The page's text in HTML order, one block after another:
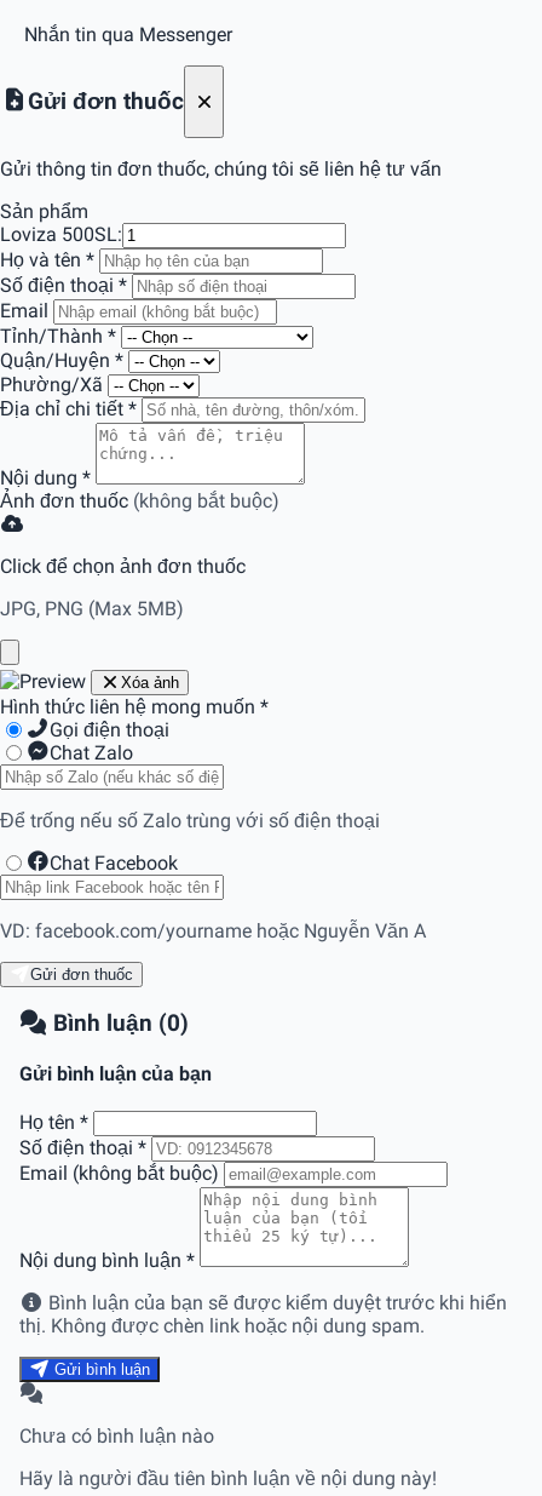
Nhắn tin qua Messenger
Gửi đơn thuốc
Gửi thông tin đơn thuốc, chúng tôi sẽ liên hệ tư vấn
Sản phẩm
Loviza 500SL:
Họ và tên *
Số điện thoại *
Email
Tỉnh/Thành *
Quận/Huyện *
Phường/Xã
Địa chỉ chi tiết *
Nội dung *
Ảnh đơn thuốc (không bắt buộc)
Click để chọn ảnh đơn thuốc
JPG, PNG (Max 5MB)
Xóa ảnh
Hình thức liên hệ mong muốn *
Gọi điện thoại
Chat Zalo
Để trống nếu số Zalo trùng với số điện thoại
Chat Facebook
VD: facebook.com/yourname hoặc Nguyễn Văn A
Gửi đơn thuốc
Bình luận (0)
Gửi bình luận của bạn
Họ tên *
Số điện thoại *
Email (không bắt buộc)
Nội dung bình luận *
Bình luận của bạn sẽ được kiểm duyệt trước khi hiển
thị. Không được chèn link hoặc nội dung spam.
Gửi bình luận
Chưa có bình luận nào
Hãy là người đầu tiên bình luận về nội dung này!